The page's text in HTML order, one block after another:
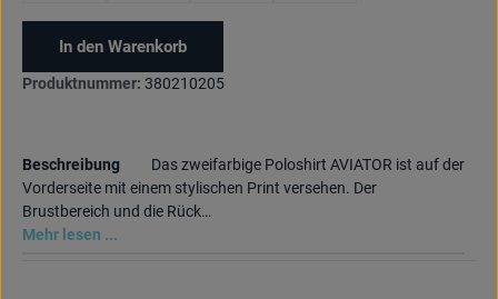
In den Warenkorb
Produktnummer: 380210205
Beschreibung
Das zweifarbige Poloshirt AVIATOR ist auf der
Vorderseite mit einem stylischen Print versehen. Der
Brustbereich und die Rück…
Mehr lesen ...